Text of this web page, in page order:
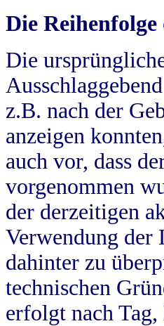
Die
Die
z.B. nach der
anzeigen
auch vor, dass
vorgenommen
der derzeitigen
Verwendung der
dahinter zu
technischen
erfolgt nach